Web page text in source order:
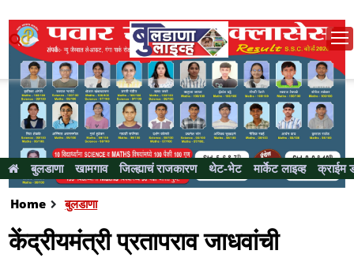
बुलडाणा खामगाव जिल्ह्याचं राजकारण थेट-भेट मार्केट लाइव्ह क्राईम
Home बुलडाणा
केंद्रीयमंत्री प्रतापराव जाधवांची